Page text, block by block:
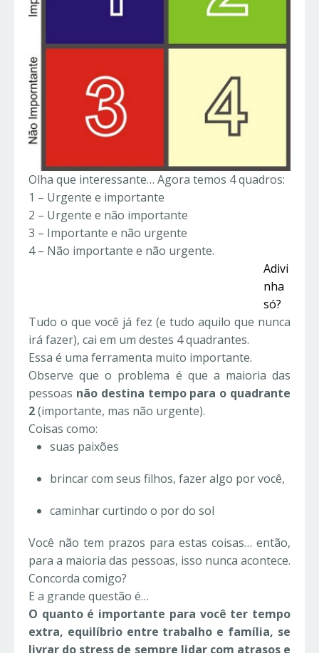
Olha que interessante… Agora temos 4 quadros:
1 – Urgente e importante
2 – Urgente e não importante
3 – Importante e não urgente
4 – Não importante e não urgente.
Adivi
nha
só?
Tudo o que você já fez (e tudo aquilo que nunca
irá fazer), cai em um destes 4 quadrantes.
Essa é uma ferramenta muito importante.
Observe que o problema é que a maioria das
pessoas não destina tempo para o quadrante
2(importante, mas não urgente).
Coisas como:
suas paixões
brincar com seus filhos, fazer algo por você,
caminhar curtindo o por do sol
Você não tem prazos para estas coisas… então,
para a maioria das pessoas, isso nunca acontece.
Concorda comigo?
E a grande questão é…
O quanto é importante para você ter tempo
extra, equilíbrio entre trabalho e família, se
livrar do stress de sempre lidar com atrasos e